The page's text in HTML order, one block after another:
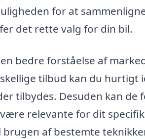
for at
det rette valg for din bil.
bedre forståelse af
tilbud kan du hurtigt
tilbydes. Desuden kan de
relevante for dit
af bestemte